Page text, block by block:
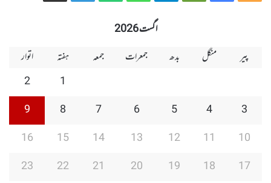
اگست 2026
پیر
منگل بدھ جمعرات جمعہ ہفتہ
اتوار
1
2
3
4
5
6
7
8
9
10
11
12
13
14
15
16
17
18
19
20
21
22
23